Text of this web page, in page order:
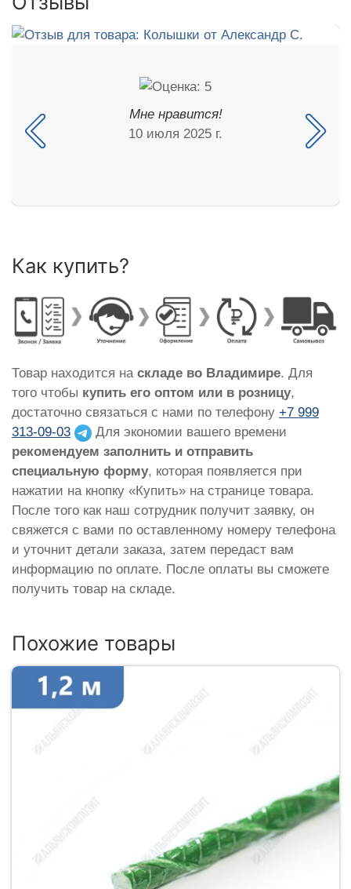
Мне нравится!
10 июля 2025 г.
Как купить?
Товар находится на складе во Владимире. Для
того чтобы купить его оптом или в розницу,
достаточно связаться с нами по телефону +7 999
313-09-03
Для экономии вашего времени
рекомендуем заполнить и отправить
специальную форму, которая появляется при
нажатии на кнопку «Купить» на странице товара.
После того как наш сотрудник получит заявку, он
свяжется с вами по оставленному номеру телефона
и уточнит детали заказа, затем передаст вам
информацию по оплате. После оплаты вы сможете
получить товар на складе.
Похожие товары